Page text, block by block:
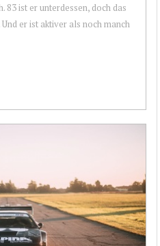
83 ist er unterdessen, doch das
er ist aktiver als noch manch